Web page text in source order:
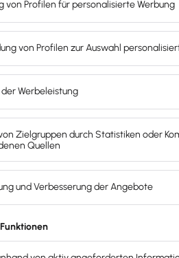
den Smart-Rechnerein. Neu:
eine hilfreiche
Vergleich der Situationvor
Lexware bietet dir auch noch